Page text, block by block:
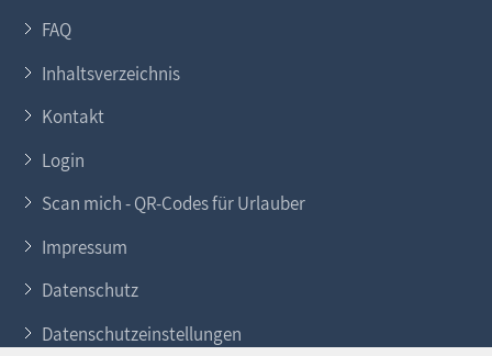
FAQ
Inhaltsverzeichnis
Kontakt
Login
Scan mich - QR-Codes für Urlauber
Impressum
Datenschutz
Datenschutzeinstellungen